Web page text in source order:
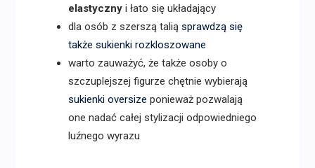
elastycznyi łato się układający
dla osób z szerszą talią sprawdzą się
także sukienki rozkloszowane
warto zauważyć, że także osoby o
szczuplejszej figurze chętnie wybierają
sukienki oversize ponieważ pozwalają
one nadać całej stylizacji odpowiedniego
luźnego wyrazu